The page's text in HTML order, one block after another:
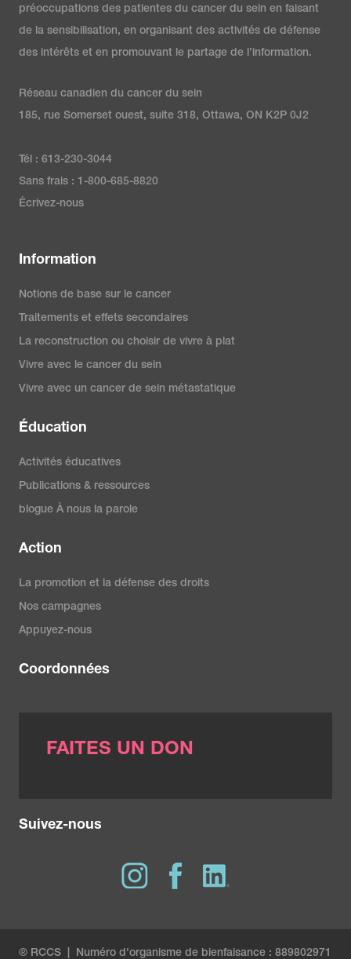
préoccupations des patientes du cancer du sein en faisant
de la sensibilisation, en organisant des activités de défense
des intérêts et en promouvant le partage de l’information.
Réseau canadien du cancer du sein
185, rue Somerset ouest, suite 318, Ottawa, ON K2P 0J2
Tél : 613-230-3044
Sans frais : 1-800-685-8820
Écrivez-nous
Information
Notions de base sur le cancer
Traitements et effets secondaires
La reconstruction ou choisir de vivre à plat
Vivre avec le cancer du sein
Vivre avec un cancer de sein métastatique
Éducation
Activités éducatives
Publications & ressources
blogue À nous la parole
Action
La promotion et la défense des droits
Nos campagnes
Appuyez-nous
Coordonnées
FAITES UN DON
Suivez-nous
® RCCS | Numéro d'organisme de bienfaisance : 889802971